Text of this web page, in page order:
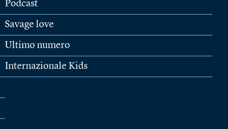
Podcast
Savage love
Ultimo numero
Internazionale Kids